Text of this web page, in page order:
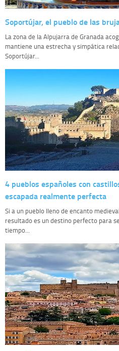
Soportújar, el pueblo de las
La zona de la Alpujarra de Granada
mantiene una estrecha y simpática
Soportújar...
4 pueblos españoles con
escapada realmente perfecta
Si a un pueblo lleno de encanto
resultado es un destino perfecto para
tiempo...